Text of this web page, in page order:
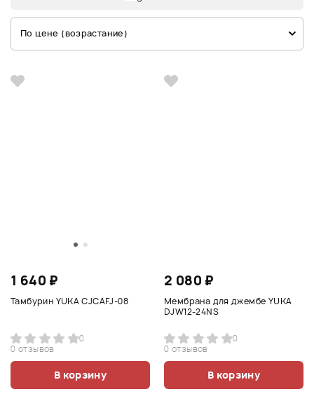
По цене (возрастание)
1 640 ₽
Тамбурин YUKA CJCAFJ-08
0
0 отзывов
В корзину
2 080 ₽
Мембрана для джембе YUKA
DJW12-24NS
0
0 отзывов
В корзину